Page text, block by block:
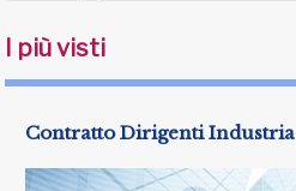
I più visti
Contratto Dirigenti Industria